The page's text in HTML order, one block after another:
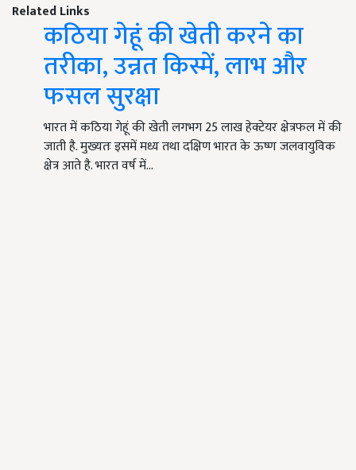
Related Links
कठिया गेहूं की खेती करने का
तरीका, उन्नत किस्में, लाभ और
फसल सुरक्षा
भारत में कठिया गेहूं की खेती लगभग 25 लाख हेक्टेयर क्षेत्रफल में की
जाती है. मुख्यतः इसमें मध्य तथा दक्षिण भारत के ऊष्ण जलवायुविक
क्षेत्र आते है. भारत वर्ष में…